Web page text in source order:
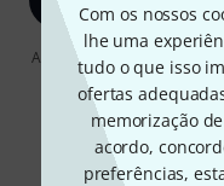
Com os nossos
lhe uma
tudo o que isso
ofertas
memorização
acordo,
preferências,
Ao clicar em "Inscreva-se
e-mail. Posso cancelar a
encontrar mais